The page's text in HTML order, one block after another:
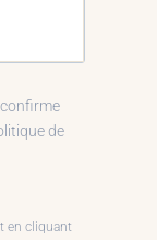
de
en cliquant